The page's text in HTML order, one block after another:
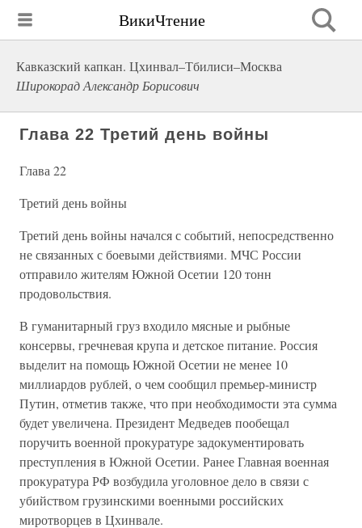
ВикиЧтение
Кавказский капкан. Цхинвал–Тбилиси–Москва
Широкорад Александр Борисович
Глава 22 Третий день войны
Глава 22
Третий день войны
Третий день войны начался с событий, непосредственно
не связанных с боевыми действиями. МЧС России
отправило жителям Южной Осетии 120 тонн
продовольствия.
В гуманитарный груз входило мясные и рыбные
консервы, гречневая крупа и детское питание. Россия
выделит на помощь Южной Осетии не менее 10
миллиардов рублей, о чем сообщил премьер-министр
Путин, отметив также, что при необходимости эта сумма
будет увеличена. Президент Медведев пообещал
поручить военной прокуратуре задокументировать
преступления в Южной Осетии. Ранее Главная военная
прокуратура РФ возбудила уголовное дело в связи с
убийством грузинскими военными российских
миротворцев в Цхинвале.